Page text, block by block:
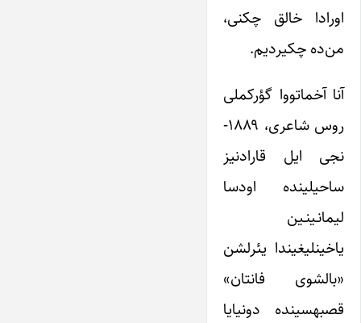
اورادا خالق چکنی،
من‌ده چکیردیم.
آنا آخماتووا گؤرکملی
روس شاعری، ۱۸۸۹-
نجی ایل قارادنیز
ساحیلینده اودسا
لیمانـی‎نـین
یاخین‎لیغیندا یئرلشن
«بالشوی فان‎تان»
قصبه‎سینده دونیایا